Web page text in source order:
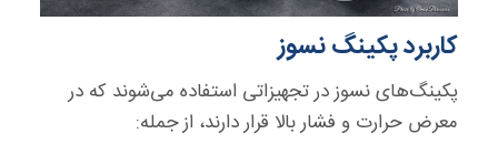
کاربرد پکینگ نسوز
پکینگ‌های نسوز در تجهیزاتی استفاده می‌شوند که در
معرض حرارت و فشار بالا قرار دارند، از جمله: